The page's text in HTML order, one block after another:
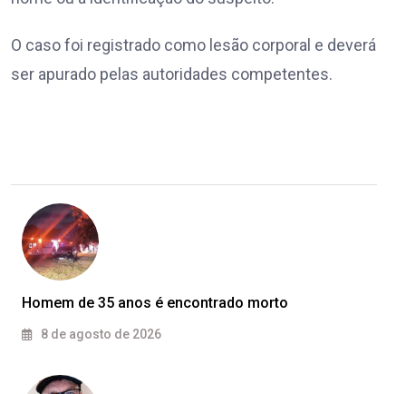
O caso foi registrado como lesão corporal e deverá
ser apurado pelas autoridades competentes.
Homem de 35 anos é encontrado morto
8 de agosto de 2026